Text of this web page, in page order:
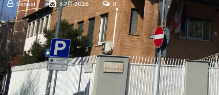
Sensei 6 7月 2026 0